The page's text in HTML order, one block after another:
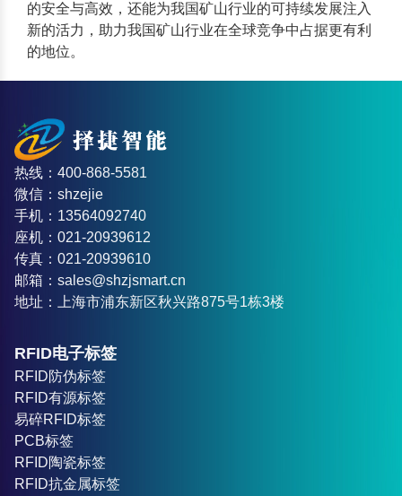
的安全与高效，还能为我国矿山行业的可持续发展注入
新的活力，助力我国矿山行业在全球竞争中占据更有利
的地位。
热线：400-868-5581
微信：shzejie
手机：13564092740
座机：021-20939612
传真：021-20939610
邮箱：sales@shzjsmart.cn
地址：上海市浦东新区秋兴路875号1栋3楼
RFID电子标签
RFID防伪标签
RFID有源标签
易碎RFID标签
PCB标签
RFID陶瓷标签
RFID抗金属标签